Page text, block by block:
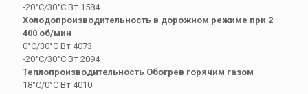
-20°C/30°C Вт 1584
Холодопроизводительность в дорожном режиме при 2
400 об/мин
0°С/30°C Вт 4073
-20°C/30°C Вт 2094
Теплопроизводительность Обогрев горячим газом
18°С/0°С Вт 4010